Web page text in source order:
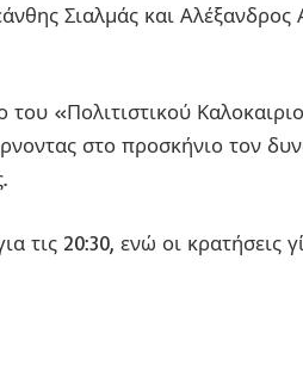
Σιαλμάς και Αλέξανδρος
«Πολιτιστικού
στο προσκήνιο τον
τις 20:30, ενώ οι κρατήσεις